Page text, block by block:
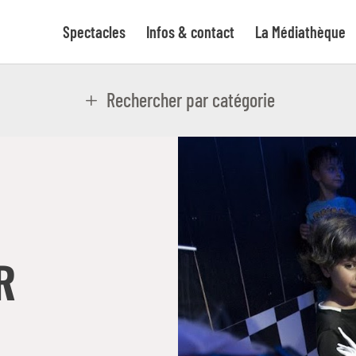
Spectacles Infos & contact La Médiathèque
Rechercher par catégorie